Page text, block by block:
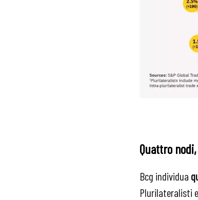
Quattro
Bcg individua
Plurilateralisti